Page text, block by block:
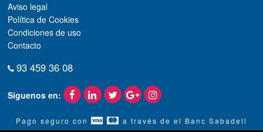
Aviso legal
Política de Cookies
Condiciones de uso
Contacto
93 459 36 08
Síguenos en:
Pago seguro con a través de el Banc Sabadell